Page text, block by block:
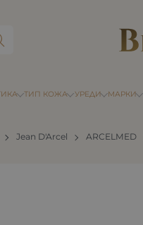
ТИП КОЖА УРЕДИ МАРКИ
Jean D'Arcel ARCELMED